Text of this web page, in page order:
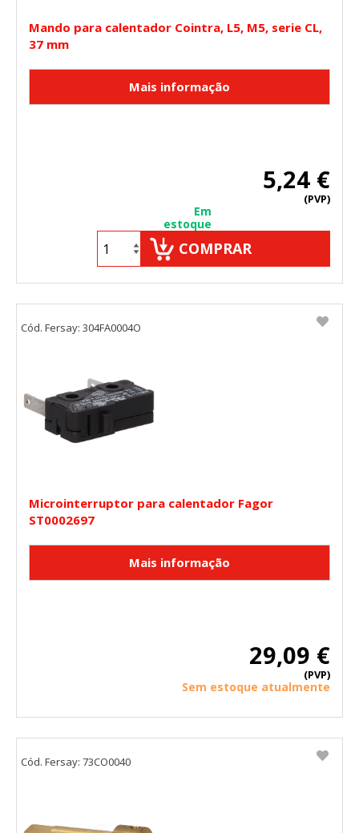
Mando para calentador Cointra, L5, M5, serie CL,
37 mm
5,24 €
(PVP)
Em
estoque
COMPRAR
Microinterruptor para calentador Fagor
ST0002697
29,09 €
(PVP)
Sem estoque atualmente
Cód. Fersay: 304FA0004O
Cód. Fersay: 73CO0040